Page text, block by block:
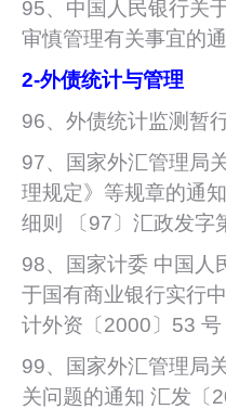
95、中国人民银行关
审慎管理有关事宜的
2-外债统计与管理
96、外债统计监测暂
97、国家外汇管理局
理规定》等规章的通
细则 〔97〕汇政发字
98、国家计委 中国人
于国有商业银行实行
计外资〔2000〕53 号
99、国家外汇管理局
关问题的通知 汇发〔